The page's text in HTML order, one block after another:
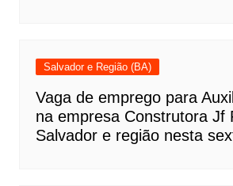
Salvador e Região (BA)
Vaga de emprego para
na empresa Construtora Jf
Salvador e região nesta